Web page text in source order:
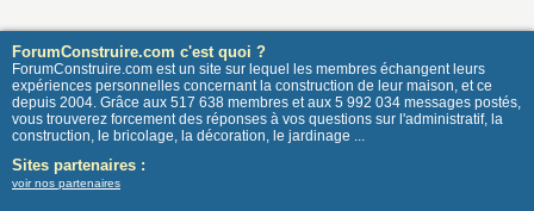
ForumConstruire.com c'est quoi ?
ForumConstruire.com est un site sur lequel les membres échangent leurs
expériences personnelles concernant la construction de leur maison, et ce
depuis 2004. Grâce aux 517 638 membres et aux 5 992 034 messages postés,
vous trouverez forcement des réponses à vos questions sur l'administratif, la
construction, le bricolage, la décoration, le jardinage ...
Sites partenaires :
voir nos partenaires